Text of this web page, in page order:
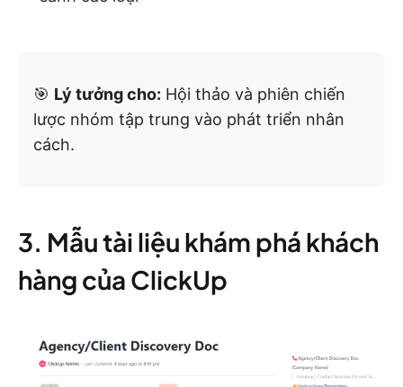
🎯 Lý tưởng cho: Hội thảo và phiên chiến
lược nhóm tập trung vào phát triển nhân
cách.
3. Mẫu tài liệu khám phá khách
hàng của ClickUp